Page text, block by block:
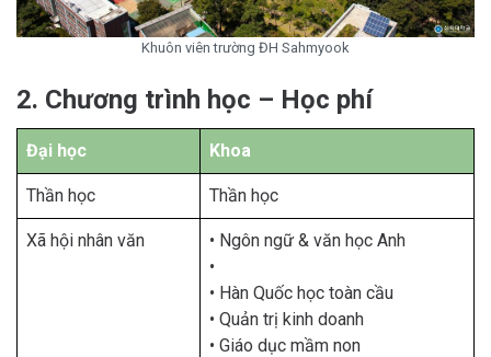
Khuôn viên trường ĐH Sahmyook
2. Chương trình học – Học phí
Đại học Khoa
Thần học Thần học
Xã hội nhân văn
• Ngôn ngữ & văn học Anh
•
• Hàn Quốc học toàn cầu
• Quản trị kinh doanh
• Giáo dục mầm non